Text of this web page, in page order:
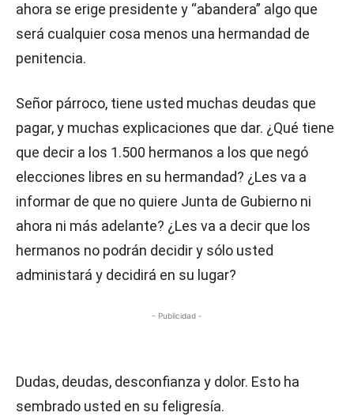
ahora se erige presidente y “abandera” algo que
será cualquier cosa menos una hermandad de
penitencia.
Señor párroco, tiene usted muchas deudas que
pagar, y muchas explicaciones que dar. ¿Qué tiene
que decir a los 1.500 hermanos a los que negó
elecciones libres en su hermandad? ¿Les va a
informar de que no quiere Junta de Gubierno ni
ahora ni más adelante? ¿Les va a decir que los
hermanos no podrán decidir y sólo usted
administará y decidirá en su lugar?
- Publicidad -
Dudas, deudas, desconfianza y dolor. Esto ha
sembrado usted en su feligresía.